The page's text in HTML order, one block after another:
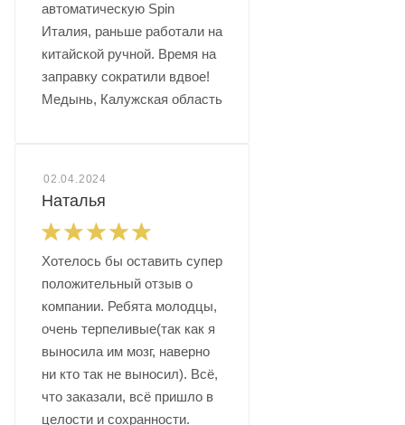
автоматическую Spin
Италия, раньше работали на
китайской ручной. Время на
заправку сократили вдвое!
Медынь, Калужская область
02.04.2024
Наталья
Хотелось бы оставить супер
положительный отзыв о
компании. Ребята молодцы,
очень терпеливые(так как я
выносила им мозг, наверно
ни кто так не выносил). Всё,
что заказали, всё пришло в
целости и сохранности.